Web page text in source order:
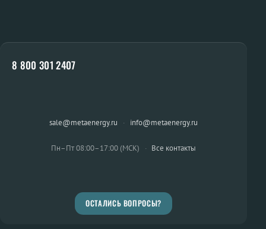
8 800 301 2407
sale@metaenergy.ru · info@metaenergy.ru
Пн–Пт 08:00–17:00 (МСК) · Все контакты
ОСТАЛИСЬ ВОПРОСЫ?